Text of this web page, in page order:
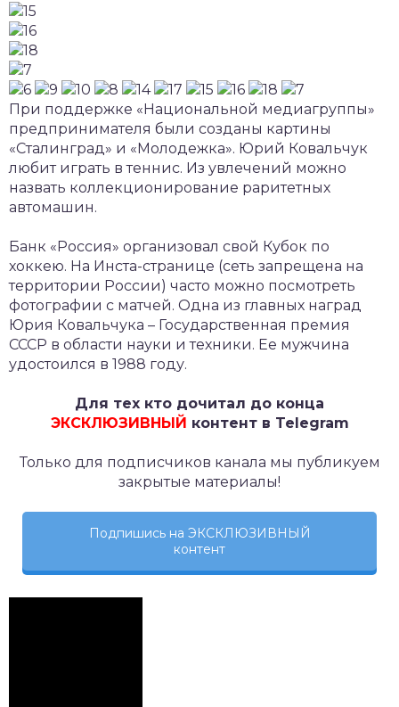
При поддержке «Национальной медиагруппы»
предпринимателя были созданы картины
«Сталинград» и «Молодежка». Юрий Ковальчук
любит играть в теннис. Из увлечений можно
назвать коллекционирование раритетных
автомашин.
Банк «Россия» организовал свой Кубок по
хоккею. На Инста-странице (сеть запрещена на
территории России) часто можно посмотреть
фотографии с матчей. Одна из главных наград
Юрия Ковальчука – Государственная премия
СССР в области науки и техники. Ее мужчина
удостоился в 1988 году.
Для тех кто дочитал до конца
ЭКСКЛЮЗИВНЫЙ контент в Telegram
Только для подписчиков канала мы публикуем
закрытые материалы!
Подпишись на ЭКСКЛЮЗИВНЫЙ
контент